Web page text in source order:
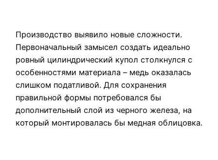
Производство выявило новые сложности.
Первоначальный замысел создать идеально
ровный цилиндрический купол столкнулся с
особенностями материала – медь оказалась
слишком податливой. Для сохранения
правильной формы потребовался бы
дополнительный слой из черного железа, на
который монтировалась бы медная облицовка.